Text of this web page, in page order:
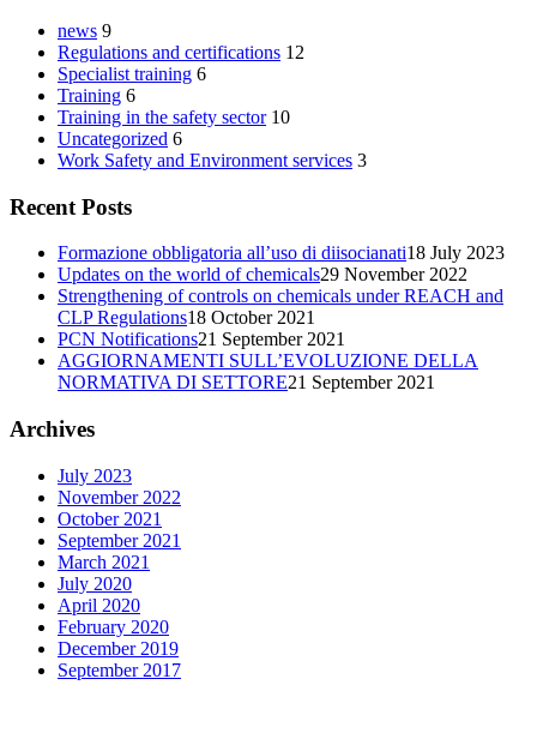
news 9
Regulations and certifications 12
Specialist training 6
Training 6
Training in the safety sector 10
Uncategorized 6
Work Safety and Environment services 3
Recent Posts
Formazione obbligatoria all’uso di diisocianati18 July 2023
Updates on the world of chemicals29 November 2022
Strengthening of controls on chemicals under REACH and
CLP Regulations18 October 2021
PCN Notifications21 September 2021
AGGIORNAMENTI SULL’EVOLUZIONE DELLA
NORMATIVA DI SETTORE21 September 2021
Archives
July 2023
November 2022
October 2021
September 2021
March 2021
July 2020
April 2020
February 2020
December 2019
September 2017